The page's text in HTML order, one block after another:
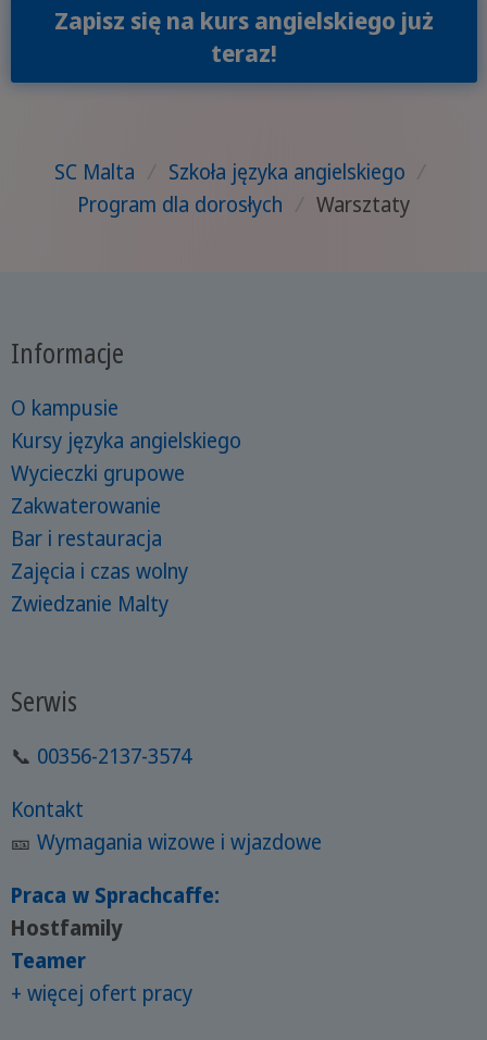
Zapisz się na kurs angielskiego już
teraz!
SC Malta / Szkoła języka angielskiego /
Program dla dorosłych / Warsztaty
Informacje
O kampusie
Kursy języka angielskiego
Wycieczki grupowe
Zakwaterowanie
Bar i restauracja
Zajęcia i czas wolny
Zwiedzanie Malty
Serwis
📞 00356-2137-3574
Kontakt
🎫 Wymagania wizowe i wjazdowe
Praca w Sprachcaffe:
Hostfamily
Teamer
+ więcej ofert pracy